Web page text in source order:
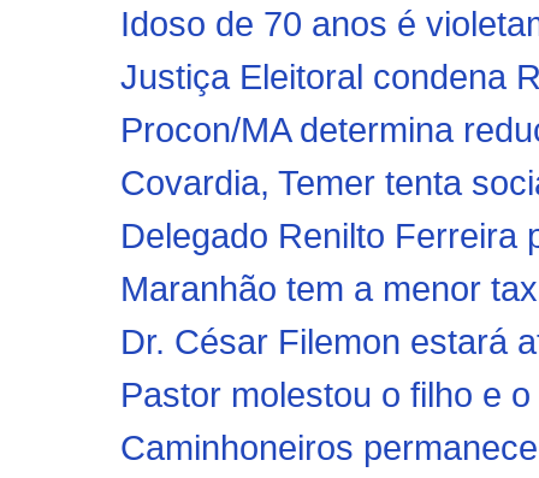
Idoso de 70 anos é
Justiça Eleitoral condena
Procon/MA determina
Covardia, Temer tenta
Delegado Renilto Ferreira
Maranhão tem a menor
Dr. César Filemon estará
Pastor molestou o filho e
Caminhoneiros